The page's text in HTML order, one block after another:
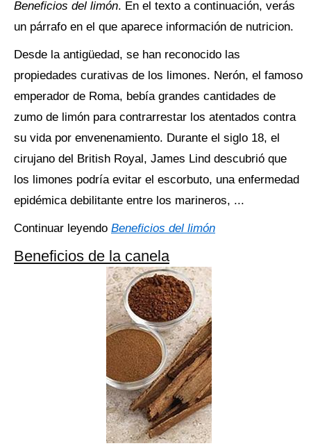
Beneficios del limón. En el texto a continuación, verás
un párrafo en el que aparece información de nutricion.
Desde la antigüedad, se han reconocido las
propiedades curativas de los limones. Nerón, el famoso
emperador de Roma, bebía grandes cantidades de
zumo de limón para contrarrestar los atentados contra
su vida por envenenamiento. Durante el siglo 18, el
cirujano del British Royal, James Lind descubrió que
los limones podría evitar el escorbuto, una enfermedad
epidémica debilitante entre los marineros, ...
Continuar leyendo Beneficios del limón
Beneficios de la canela